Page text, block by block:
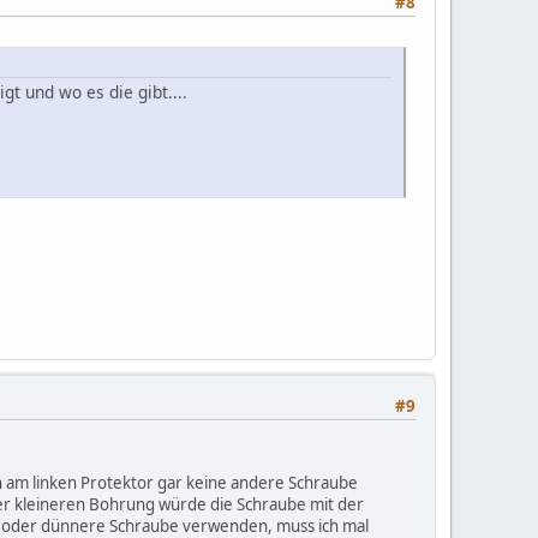
und wo es die gibt....
#9
linken Protektor gar keine andere Schraube
Bohrung würde die Schraube mit der
dünnere Schraube verwenden, muss ich mal